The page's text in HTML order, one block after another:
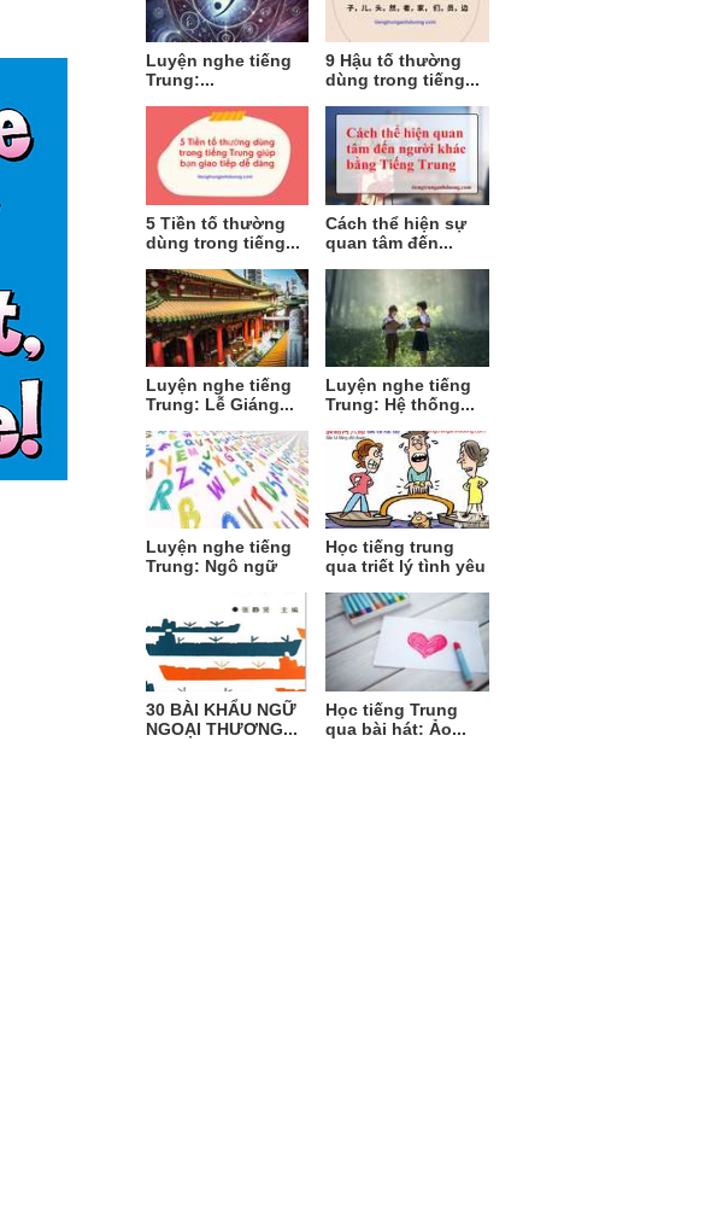
Luyện nghe tiếng
Trung:...
9 Hậu tố thường
dùng trong tiếng...
5 Tiền tố thường
dùng trong tiếng...
Cách thể hiện sự
quan tâm đến...
Luyện nghe tiếng
Trung: Lễ Giáng...
Luyện nghe tiếng
Trung: Hệ thống...
Luyện nghe tiếng
Trung: Ngô ngữ
Học tiếng trung
qua triết lý tình yêu
30 BÀI KHẨU NGỮ
NGOẠI THƯƠNG...
Học tiếng Trung
qua bài hát: Ảo...